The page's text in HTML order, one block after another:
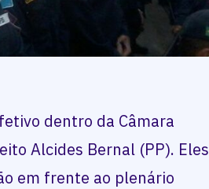
dentro da Câmara
Alcides Bernal (PP). Eles
em frente ao plenário